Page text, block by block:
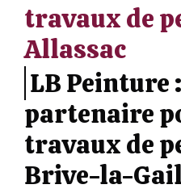
travaux de
Allassac
LB Peinture
partenaire
travaux de
Brive-la-